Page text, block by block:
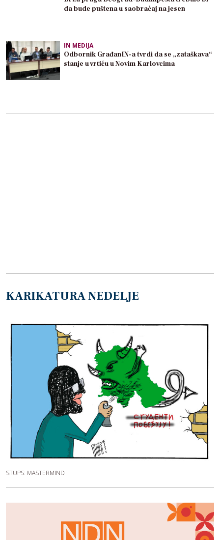
da bude puštena u saobraćaj na jesen
IN MEDIJA
Odbornik GrađanIN-a tvrdi da se „zataškava“
stanje u vrtiću u Novim Karlovcima
KARIKATURA NEDELJE
STUPS: MASTERMIND